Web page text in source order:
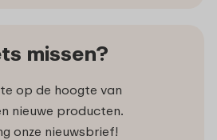
missen?
op de hoogte van
nieuwe producten.
onze nieuwsbrief!